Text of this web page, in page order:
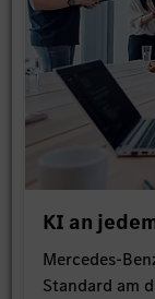
KI an
Mercedes-
Standard am